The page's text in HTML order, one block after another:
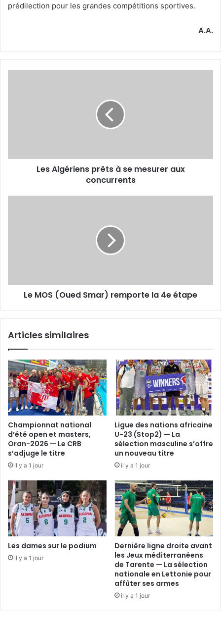
prédilection pour les grandes compétitions sportives.
A.A.
Les Algériens prêts à se mesurer aux
concurrents
Le MOS (Oued Smar) remporte la 4e étape
Articles similaires
Championnat national
d’été open et masters,
Oran-2026 — Le CRB
s’adjuge le titre
il y a 1 jour
Ligue des nations africaine
U-23 (Stop2) — La
sélection masculine s’offre
un nouveau titre
il y a 1 jour
Les dames sur le podium
il y a 1 jour
Dernière ligne droite avant
les Jeux méditerranéens
de Tarente — La sélection
nationale en Lettonie pour
affûter ses armes
il y a 1 jour